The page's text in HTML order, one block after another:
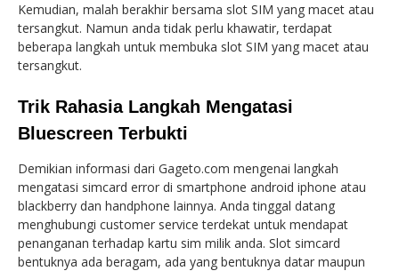
Kemudian, malah berakhir bersama slot SIM yang macet atau
tersangkut. Namun anda tidak perlu khawatir, terdapat
beberapa langkah untuk membuka slot SIM yang macet atau
tersangkut.
Trik Rahasia Langkah Mengatasi
Bluescreen Terbukti
Demikian informasi dari Gageto.com mengenai langkah
mengatasi simcard error di smartphone android iphone atau
blackberry dan handphone lainnya. Anda tinggal datang
menghubungi customer service terdekat untuk mendapat
penanganan terhadap kartu sim milik anda. Slot simcard
bentuknya ada beragam, ada yang bentuknya datar maupun